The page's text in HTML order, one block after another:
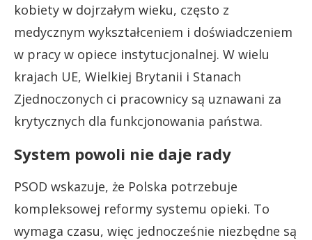
kobiety w dojrzałym wieku, często z
medycznym wykształceniem i doświadczeniem
w pracy w opiece instytucjonalnej. W wielu
krajach UE, Wielkiej Brytanii i Stanach
Zjednoczonych ci pracownicy są uznawani za
krytycznych dla funkcjonowania państwa.
System powoli nie daje rady
PSOD wskazuje, że Polska potrzebuje
kompleksowej reformy systemu opieki. To
wymaga czasu, więc jednocześnie niezbędne są